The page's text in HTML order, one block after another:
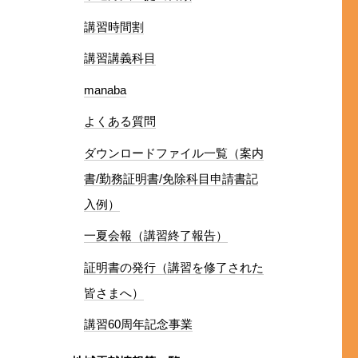
講習時間割
講習講義科目
manaba
よくある質問
ダウンロードファイル一覧（案内
書/勤務証明書/免除科目申請書記
入例）
一夏会報（講習終了報告）
証明書の発行（講習を修了された
皆さまへ）
講習60周年記念事業